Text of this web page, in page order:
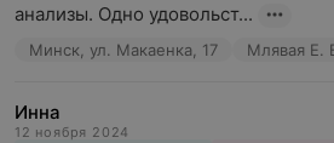
анализы. Одно удовольст...
Минск, ул. Макаенка, 17 Млявая Е.
Инна
12 ноября 2024